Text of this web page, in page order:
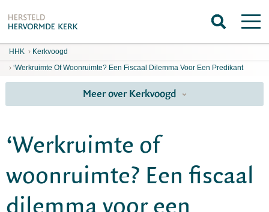
HHK › Kerkvoogd
› ‘Werkruimte Of Woonruimte? Een Fiscaal Dilemma Voor Een Predikant
Meer over Kerkvoogd
‘Werkruimte of
woonruimte? Een fiscaal